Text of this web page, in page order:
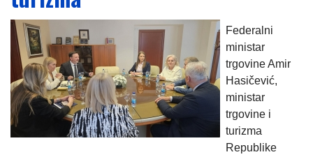
Federalni
ministar
trgovine Amir
Hasičević,
ministar
trgovine i
turizma
Republike